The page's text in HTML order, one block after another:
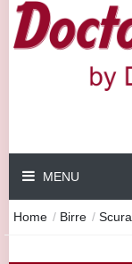
MENU
Home / Birre / Scura